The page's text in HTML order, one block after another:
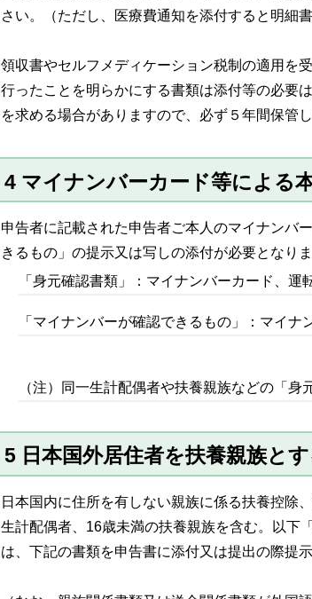
さい。（ただし、医療費通知を添付すると明細
領収書やセルフメディケーション税制の適用を
行ったことを明らかにする書類は添付等の必要
を求める場合がありますので、必ず５年間保管
4 マイナンバーカード等による
申告者に記載された申告者ご本人のマイナンバ
きるもの」の提示又は写しの添付が必要となりま
「身元確認書類」：マイナンバーカード、
「マイナンバーが確認できるもの」：マイ
（注）同一生計配偶者や扶養親族などの「
5 日本国外居住者を扶養親族と
日本国内に住所を有しない親族に係る扶養控除
生計配偶者、16歳未満の扶養親族を含む。以下
は、下記の書類を申告書に添付又は提出の際提